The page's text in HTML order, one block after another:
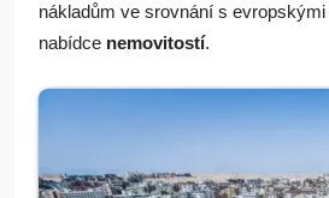
nákladům ve srovnání s
nabídce nemovitostí.